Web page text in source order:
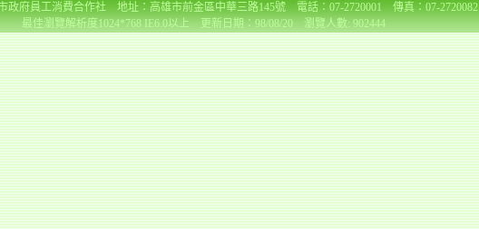
政府員工消費合作社 地址：高雄市前金區中華三路145號 電話：07-2720001 傳真：07-2720082
最佳瀏覽解析度1024*768 IE6.0以上 更新日期：98/08/20 瀏覽人數: 902444